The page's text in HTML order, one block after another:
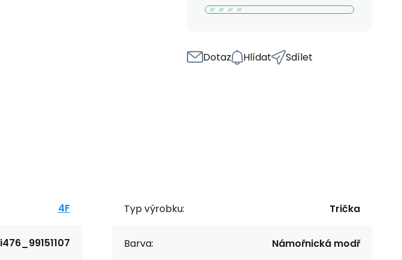
Dotaz Hlídat Sdílet
4F
i476_99151107
Typ výrobku: Trička
Barva: Námořnická modř